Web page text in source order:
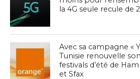
la 4G seule recule de
Avec sa campagne «
Tunisie renouvelle
festivals d’été de
et Sfax